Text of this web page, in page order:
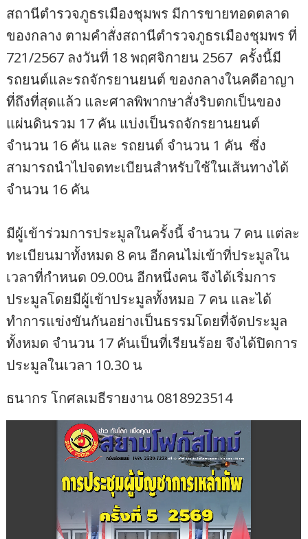
สถานีตำรวจภูธรเมืองชุมพร มีการขายทอดตลาด
ของกลาง ตามคำสั่งสถานีตำรวจภูธรเมืองชุมพร ที่
721/2567 ลงวันที่ 18 พฤศจิกายน 2567 ครั้งนี้มี
รถยนต์และรถจักรยานยนต์ ของกลางในคดีอาญา
ที่ถึงที่สุดแล้ว และศาลพิพากษาสั่งริบตกเป็นของ
แผ่นดินรวม 17 คัน แบ่งเป็นรถจักรยานยนต์
จำนวน 16 คัน และ รถยนต์ จำนวน 1 คัน ซึ่ง
สามารถนำไปจดทะเบียนสำหรับใช้ในเส้นทางได้
จำนวน 16 คัน
มีผู้เข้าร่วมการประมูลในครั้งนี้ จำนวน 7 คน แต่ละ
ทะเบียนมาทั้งหมด 8 คน อีกคนไม่เข้าที่ประมูลใน
เวลาที่กำหนด 09.00น อีกหนึ่งคน จึงได้เริ่มการ
ประมูลโดยมีผู้เข้าประมูลทั้งหมอ 7 คน และได้
ทำการแข่งขันกันอย่างเป็นธรรมโดยที่จัดประมูล
ทั้งหมด จำนวน 17 คันเป็นที่เรียนร้อย จึงได้ปิดการ
ประมูลในเวลา 10.30 น
ธนากร โกศลเมธีรายงาน 0818923514